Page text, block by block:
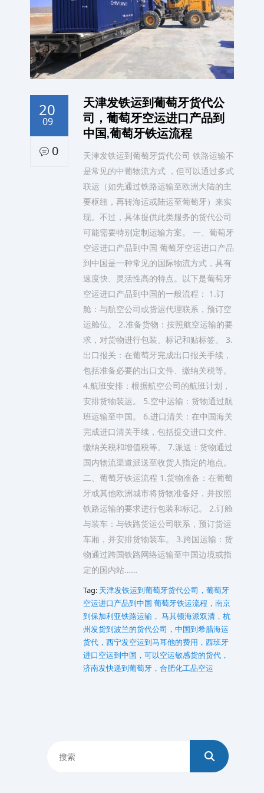
20
09
0
天津发铁运到葡萄牙货代公
司，葡萄牙空运进口产品到
中国,葡萄牙铁运流程
天津发铁运到葡萄牙货代公司 铁路运输不
是常见的中葡物流方式 ，但可以通过多式
联运（如先通过铁路运输至欧洲大陆的主
要枢纽，再转海运或陆运至葡萄牙）来实
现。不过，具体提供此类服务的货代公司
可能需要特别定制运输方案。 一、葡萄牙
空运进口产品到中国 葡萄牙空运进口产品
到中国是一种常见的国际物流方式，具有
速度快、灵活性高的特点。以下是葡萄牙
空运进口产品到中国的一般流程： 1.订
舱：与航空公司或货运代理联系，预订空
运舱位。 2.准备货物：按照航空运输的要
求，对货物进行包装、标记和贴标签。 3.
出口报关：在葡萄牙完成出口报关手续，
包括准备必要的出口文件、缴纳关税等。
4.航班安排：根据航空公司的航班计划，
安排货物装运。 5.空中运输：货物通过航
班运输至中国。 6.进口清关：在中国海关
完成进口清关手续，包括提交进口文件、
缴纳关税和增值税等。 7.派送：货物通过
国内物流渠道派送至收货人指定的地点。
二、葡萄牙铁运流程 1.货物准备：在葡萄
牙或其他欧洲城市将货物准备好，并按照
铁路运输的要求进行包装和标记。 2.订舱
与装车：与铁路货运公司联系，预订货运
车厢，并安排货物装车。 3.跨国运输：货
物通过跨国铁路网络运输至中国边境或指
定的国内站……
Tag: 天津发铁运到葡萄牙货代公司，葡萄牙
空运进口产品到中国 葡萄牙铁运流程，南京
到保加利亚铁路运输， 马其顿海派双清，杭
州发货到波兰的货代公司，中国到希腊海运
货代，西宁发空运到马耳他的费用，西班牙
进口空运到中国，可以空运敏感货的货代，
济南发快递到葡萄牙，合肥化工品空运